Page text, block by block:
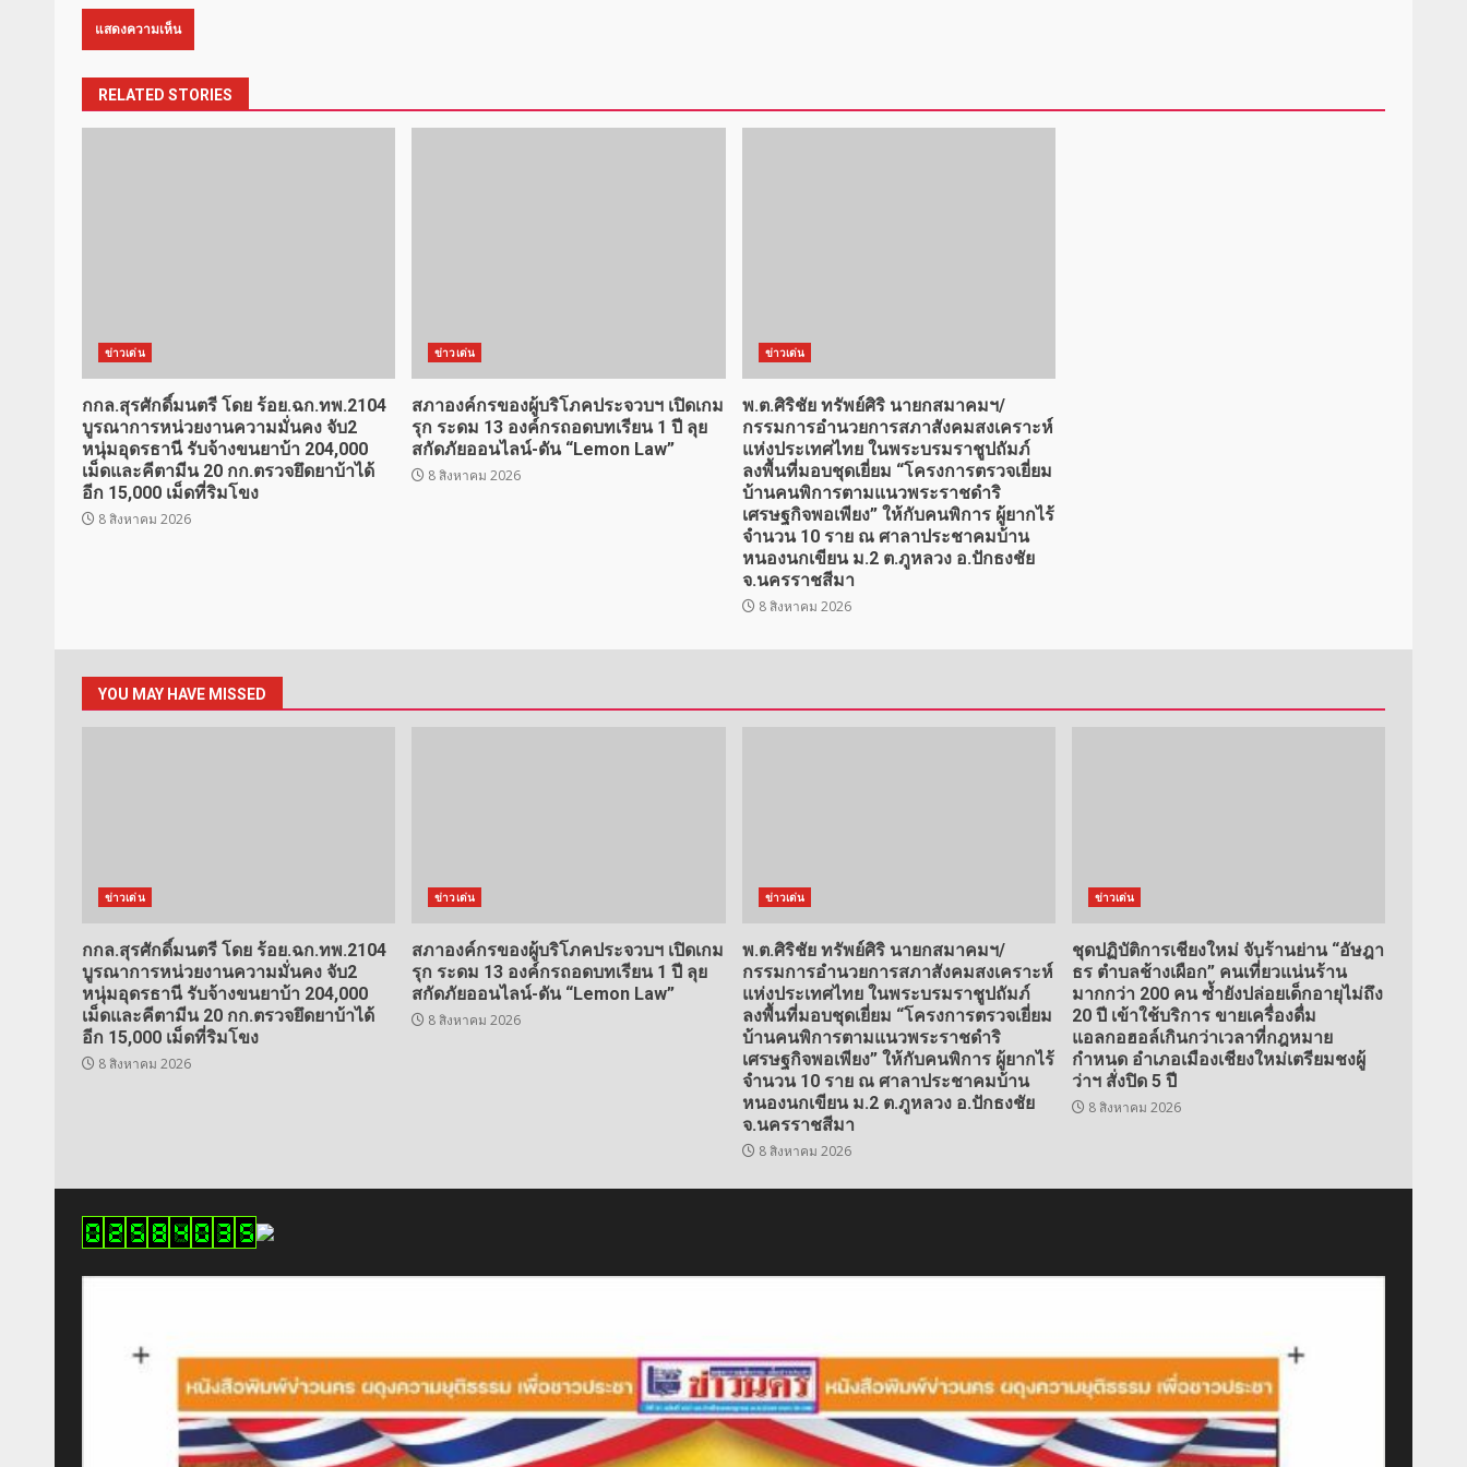
RELATED STORIES
ข่าวเด่น
กกล.สุรศักดิ์มนตรี โดย ร้อย.ฉก.ทพ.2104
บูรณาการหน่วยงานความมั่นคง จับ2
หนุ่มอุดรธานี รับจ้างขนยาบ้า 204,000
เม็ดและคีตามีน 20 กก.ตรวจยึดยาบ้าได้
อีก 15,000 เม็ดที่ริมโขง
8 สิงหาคม 2026
ข่าวเด่น
สภาองค์กรของผู้บริโภคประจวบฯ เปิดเกม
รุก ระดม 13 องค์กรถอดบทเรียน 1 ปี ลุย
สกัดภัยออนไลน์-ดัน “Lemon Law”
8 สิงหาคม 2026
ข่าวเด่น
พ.ต.ศิริชัย ทรัพย์ศิริ นายกสมาคมฯ/
กรรมการอำนวยการสภาสังคมสงเคราะห์
แห่งประเทศไทย ในพระบรมราชูปถัมภ์
ลงพื้นที่มอบชุดเยี่ยม “โครงการตรวจเยี่ยม
บ้านคนพิการตามแนวพระราชดำริ
เศรษฐกิจพอเพียง” ให้กับคนพิการ ผู้ยากไร้
จำนวน 10 ราย ณ ศาลาประชาคมบ้าน
หนองนกเขียน ม.2 ต.ภูหลวง อ.ปักธงชัย
จ.นครราชสีมา
8 สิงหาคม 2026
YOU MAY HAVE MISSED
ข่าวเด่น
กกล.สุรศักดิ์มนตรี โดย ร้อย.ฉก.ทพ.2104
บูรณาการหน่วยงานความมั่นคง จับ2
หนุ่มอุดรธานี รับจ้างขนยาบ้า 204,000
เม็ดและคีตามีน 20 กก.ตรวจยึดยาบ้าได้
อีก 15,000 เม็ดที่ริมโขง
8 สิงหาคม 2026
ข่าวเด่น
สภาองค์กรของผู้บริโภคประจวบฯ เปิดเกม
รุก ระดม 13 องค์กรถอดบทเรียน 1 ปี ลุย
สกัดภัยออนไลน์-ดัน “Lemon Law”
8 สิงหาคม 2026
ข่าวเด่น
พ.ต.ศิริชัย ทรัพย์ศิริ นายกสมาคมฯ/
กรรมการอำนวยการสภาสังคมสงเคราะห์
แห่งประเทศไทย ในพระบรมราชูปถัมภ์
ลงพื้นที่มอบชุดเยี่ยม “โครงการตรวจเยี่ยม
บ้านคนพิการตามแนวพระราชดำริ
เศรษฐกิจพอเพียง” ให้กับคนพิการ ผู้ยากไร้
จำนวน 10 ราย ณ ศาลาประชาคมบ้าน
หนองนกเขียน ม.2 ต.ภูหลวง อ.ปักธงชัย
จ.นครราชสีมา
8 สิงหาคม 2026
ข่าวเด่น
ชุดปฏิบัติการเชียงใหม่ จับร้านย่าน “อัษฎา
ธร ตำบลช้างเผือก” คนเที่่ยวแน่นร้าน
มากกว่า 200 คน ซ้ำยังปล่อยเด็กอายุไม่ถึง
20 ปี เข้าใช้บริการ ขายเครื่องดื่ม
แอลกอฮอล์เกินกว่าเวลาที่กฎหมาย
กำหนด อำเภอเมืองเชียงใหม่เตรียมชงผู้
ว่าฯ สั่งปิด 5 ปี
8 สิงหาคม 2026